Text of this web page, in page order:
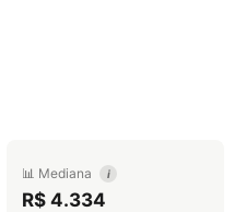
📊 Mediana i
R$ 4.334